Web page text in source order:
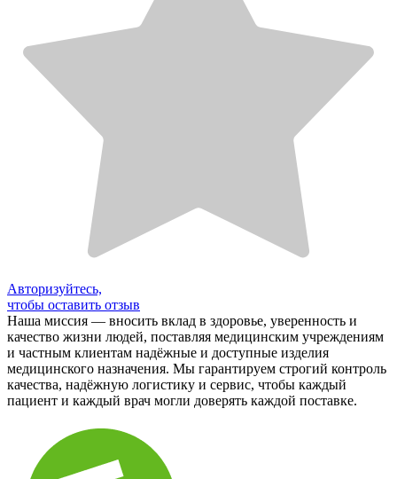
Авторизуйтесь,
чтобы оставить отзыв
Наша миссия — вносить вклад в здоровье, уверенность и
качество жизни людей, поставляя медицинским учреждениям
и частным клиентам надёжные и доступные изделия
медицинского назначения. Мы гарантируем строгий контроль
качества, надёжную логистику и сервис, чтобы каждый
пациент и каждый врач могли доверять каждой поставке.